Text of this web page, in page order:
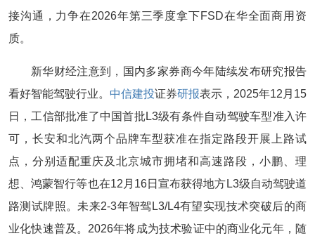
接沟通，力争在2026年第三季度拿下FSD在华全面商用资
质。
新华财经注意到，国内多家券商今年陆续发布研究报告
看好智能驾驶行业。 中信建投证券研报表示，2025年12月15
日，工信部批准了中国首批L3级有条件自动驾驶车型准入许
可，长安和北汽两个品牌车型获准在指定路段开展上路试
点，分别适配重庆及北京城市拥堵和高速路段，小鹏、理
想、鸿蒙智行等也在12月16日宣布获得地方L3级自动驾驶道
路测试牌照。未来2-3年智驾L3/L4有望实现技术突破后的商
业化快速普及。2026年将成为技术验证中的商业化元年，随